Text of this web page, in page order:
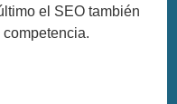
el SEO también